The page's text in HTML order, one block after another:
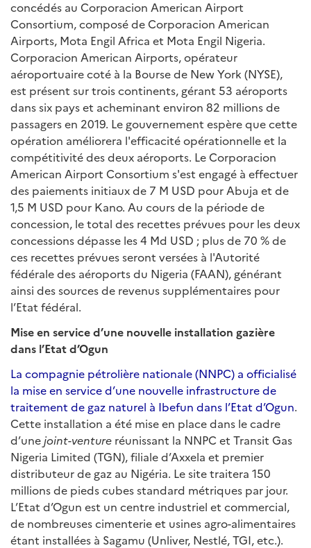
concédés au Corporacion American Airport
Consortium, composé de Corporacion American
Airports, Mota Engil Africa et Mota Engil Nigeria.
Corporacion American Airports, opérateur
aéroportuaire coté à la Bourse de New York (NYSE),
est présent sur trois continents, gérant 53 aéroports
dans six pays et acheminant environ 82 millions de
passagers en 2019. Le gouvernement espère que cette
opération améliorera l'efficacité opérationnelle et la
compétitivité des deux aéroports. Le Corporacion
American Airport Consortium s'est engagé à effectuer
des paiements initiaux de 7 M USD pour Abuja et de
1,5 M USD pour Kano. Au cours de la période de
concession, le total des recettes prévues pour les deux
concessions dépasse les 4 Md USD ; plus de 70 % de
ces recettes prévues seront versées à l'Autorité
fédérale des aéroports du Nigeria (FAAN), générant
ainsi des sources de revenus supplémentaires pour
l’Etat fédéral.
Mise en service d’une nouvelle installation gazière
dans l’Etat d’Ogun
La compagnie pétrolière nationale (NNPC) a officialisé
la mise en service d’une nouvelle infrastructure de
traitement de gaz naturel à Ibefun dans l’Etat d’Ogun.
Cette installation a été mise en place dans le cadre
d’une joint-venture réunissant la NNPC et Transit Gas
Nigeria Limited (TGN), filiale d’Axxela et premier
distributeur de gaz au Nigéria. Le site traitera 150
millions de pieds cubes standard métriques par jour.
L’Etat d’Ogun est un centre industriel et commercial,
de nombreuses cimenterie et usines agro-alimentaires
étant installées à Sagamu (Unliver, Nestlé, TGI, etc.).